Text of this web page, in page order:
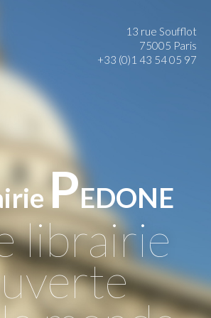
13 rue Soufflot
75005 Paris
+33 (0)1 43 54 05 97
PEDONE
librairie